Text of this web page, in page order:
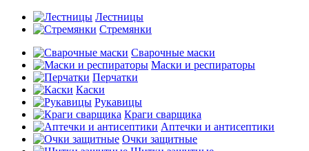
Лестницы
Стремянки
Сварочные маски
Маски и респираторы
Перчатки
Каски
Рукавицы
Краги сварщика
Аптечки и антисептики
Очки защитные